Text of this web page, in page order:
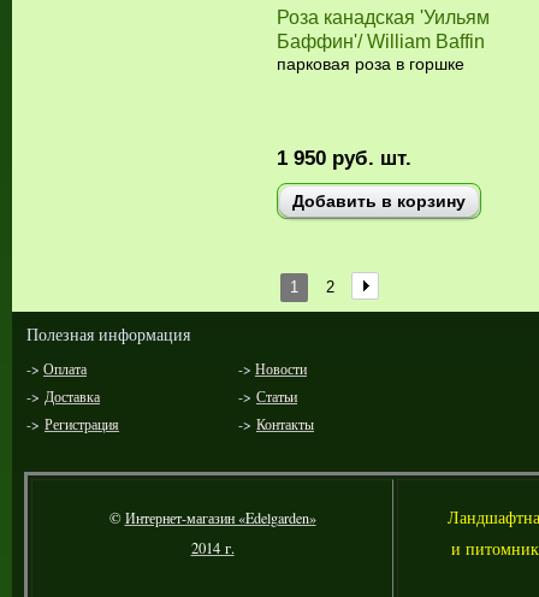
Роза канадская 'Уильям
Баффин'/ William Baffin
парковая роза в горшке
1 950 руб. шт.
Добавить в корзину
1 2
Полезная информация
-> Оплата -> Новости
-> Доставка -> Статьи
-> Регистрация -> Контакты
©Интернет-магазин «Edelgarden»
2014 г.
Л
и питомник